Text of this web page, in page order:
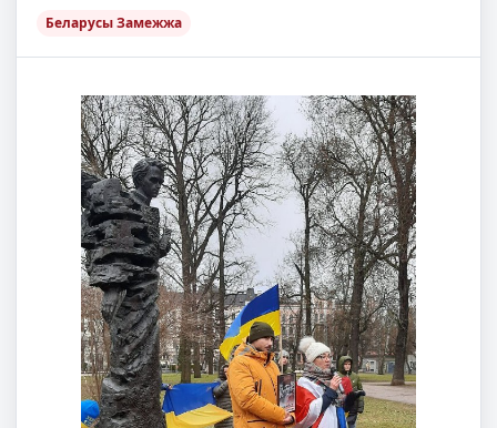
Беларусы Замежжа